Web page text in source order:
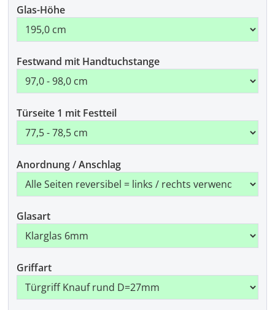
Glas-Höhe
Festwand mit Handtuchstange
Türseite 1 mit Festteil
Anordnung / Anschlag
Glasart
Griffart